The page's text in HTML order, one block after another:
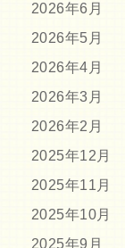
2026年6月
2026年5月
2026年4月
2026年3月
2026年2月
2025年12月
2025年11月
2025年10月
2025年9月